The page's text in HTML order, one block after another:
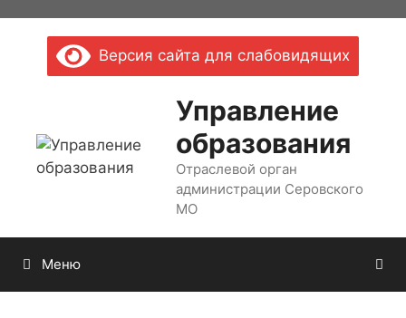
содержимомуВерсия сайта для слабовидящих
Управление
образования
Отраслевой орган
администрации Серовского
МО
Меню